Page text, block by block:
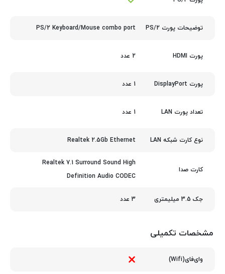
توضیحات پورت PS/2 PS/2 Keyboard/Mouse combo port
پورت HDMI 2 عدد
پورت DisplayPort 1 عدد
تعداد پورت LAN 1 عدد
نوع کارت شبکه LAN Realtek 2.5Gb Ethernet
کارت صدا
Realtek 7.1 Surround Sound High
Definition Audio CODEC
جک 3.5 میلیمتری 3 عدد
مشخصات تکمیلی
وای‌فای(Wifi)